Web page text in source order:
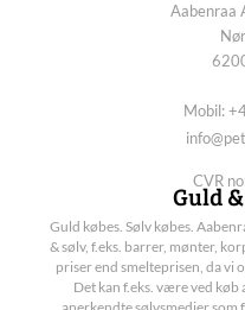
Aabenraa
Mobil:
CVR
Guld
Guld købes. Sølv købes.
& sølv, f.eks. barrer, mønter,
priser end smelteprisen, da vi
Det kan f.eks. være ved